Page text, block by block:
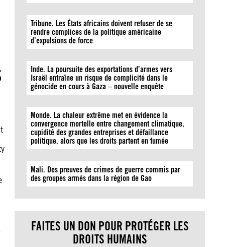
Tribune. Les États africains doivent refuser de se
rendre complices de la politique américaine
d’expulsions de force
Inde. La poursuite des exportations d’armes vers
Israël entraîne un risque de complicité dans le
génocide en cours à Gaza – nouvelle enquête
Monde. La chaleur extrême met en évidence la
convergence mortelle entre changement climatique,
cupidité des grandes entreprises et défaillance
politique, alors que les droits partent en fumée
Mali. Des preuves de crimes de guerre commis par
des groupes armés dans la région de Gao
FAITES UN DON POUR PROTÉGER LES
DROITS HUMAINS